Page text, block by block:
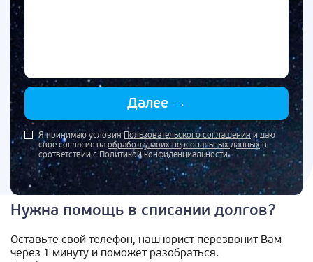
Далее →
Я принимаю условия Пользовательского соглашенияи даю
свое согласие на обработку моих персональных данныхв
соответствии с Политикой конфиденциальности
Нужна помощь в списании долгов?
Оставьте свой телефон, наш юрист перезвонит Вам
через 1 минуту и поможет разобраться.